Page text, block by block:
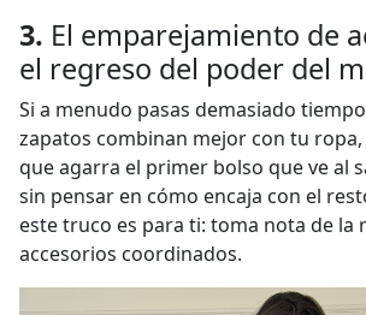
3. El emparejamiento de
el regreso del poder del
Si a menudo pasas demasiado
zapatos combinan mejor con tu ropa,
que agarra el primer bolso que ve al
sin pensar en cómo encaja con el
este truco es para ti: toma nota de la
accesorios coordinados.